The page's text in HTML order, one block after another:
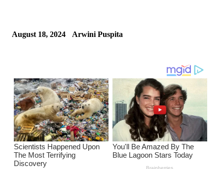
August 18, 2024 Arwini Puspita